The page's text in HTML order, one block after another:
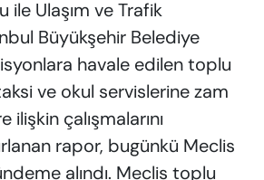
ile Ulaşım ve Trafik
Büyükşehir Belediye
havale edilen toplu
ve okul servislerine zam
çalışmalarını
rapor, bugünkü Meclis
alındı. Meclis toplu